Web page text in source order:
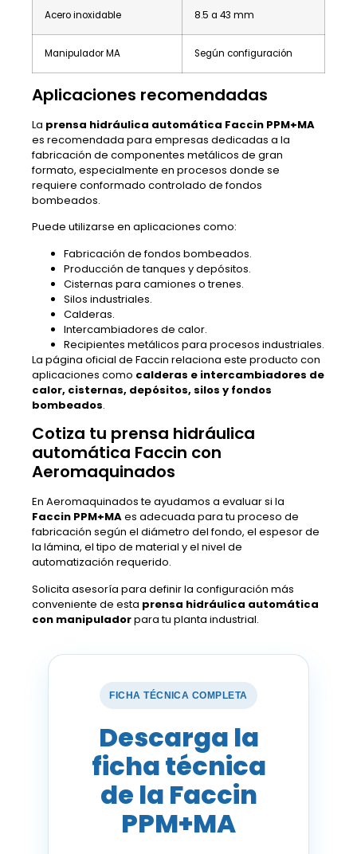
Acero inoxidable 8.5 a 43 mm
Manipulador MA Según configuración
Aplicaciones recomendadas
La prensa hidráulica automática Faccin PPM+MA
es recomendada para empresas dedicadas a la
fabricación de componentes metálicos de gran
formato, especialmente en procesos donde se
requiere conformado controlado de fondos
bombeados.
Puede utilizarse en aplicaciones como:
Fabricación de fondos bombeados.
Producción de tanques y depósitos.
Cisternas para camiones o trenes.
Silos industriales.
Calderas.
Intercambiadores de calor.
Recipientes metálicos para procesos industriales.
La página oficial de Faccin relaciona este producto con
aplicaciones como calderas e intercambiadores de
calor, cisternas, depósitos, silos y fondos
bombeados.
Cotiza tu prensa hidráulica
automática Faccin con
Aeromaquinados
En Aeromaquinados te ayudamos a evaluar si la
Faccin PPM+MAes adecuada para tu proceso de
fabricación según el diámetro del fondo, el espesor de
la lámina, el tipo de material y el nivel de
automatización requerido.
Solicita asesoría para definir la configuración más
conveniente de esta prensa hidráulica automática
con manipuladorpara tu planta industrial.
FICHA TÉCNICA COMPLETA
Descarga la
ficha técnica
de la Faccin
PPM+MA